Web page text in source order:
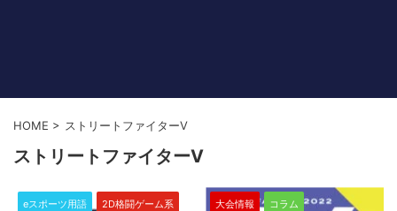
HOME > ストリートファイターV
ストリートファイターV
eスポーツ用語 2D格闘ゲーム系 大会情報 コラム